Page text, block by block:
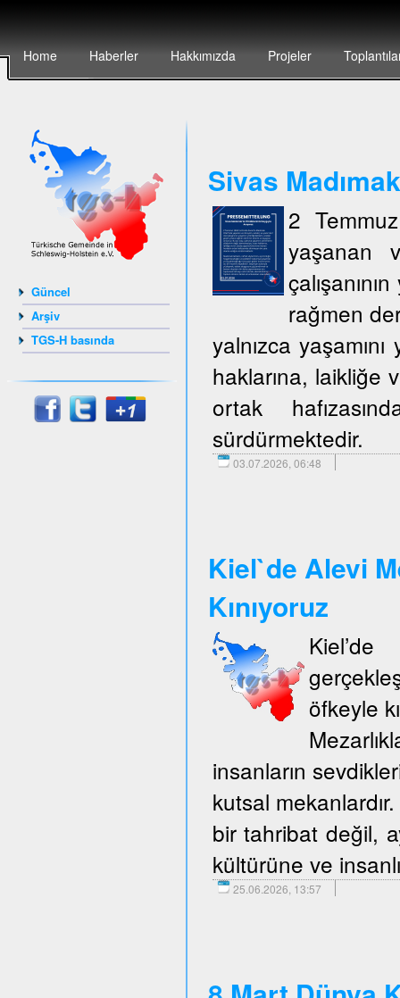
Home Haberler Hakkımızda Projeler
Güncel
Arşiv
TGS-H basında
Sivas
2
yaşanan
rağmen
yalnızca
haklarına, laikliğe
ortak
sürdürmektedir.
03.07.2026, 06:48
Kiel`de Alevi
Kınıyoruz
öfkeyle
insanların
kutsal
bir tahribat değil,
kültürüne ve
25.06.2026, 13:57